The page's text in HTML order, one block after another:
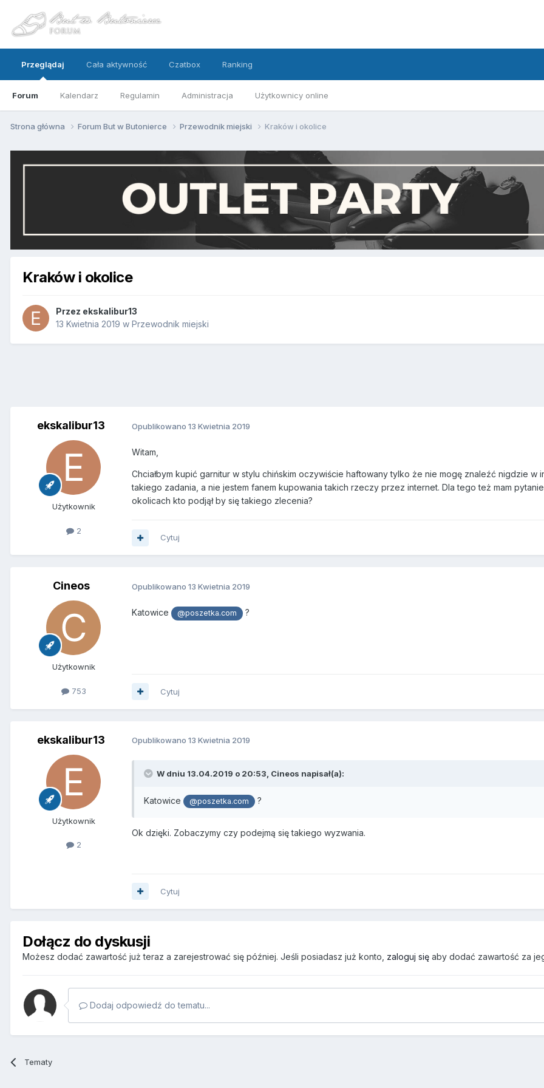
Przeglądaj
Forum Kalendarz Regulamin Administracja Użytkownicy online
Cała aktywność Czatbox Ranking
Strona główna Forum But w Butonierce Przewodnik miejski Kraków i okolice
Kraków i okolice
Przez ekskalibur13
13 Kwietnia 2019 w Przewodnik miejski
ekskalibur13
Użytkownik
2
Opublikowano 13 Kwietnia 2019
Witam,
Chciałbym kupić garnitur w stylu chińskim oczywiście haftowany tylko że nie mogę znaleźć nigdzie
takiego zadania, a nie jestem fanem kupowania takich rzeczy przez internet. Dla tego też mam
okolicach kto podjął by się takiego zlecenia?
Cytuj
Cineos
Użytkownik
753
Opublikowano 13 Kwietnia 2019
Katowice @poszetka.com ?
Cytuj
ekskalibur13
Użytkownik
2
Opublikowano 13 Kwietnia 2019
W dniu 13.04.2019 o 20:53, Cineos napisał(a):
Katowice @poszetka.com ?
Ok dzięki. Zobaczymy czy podejmą się takiego wyzwania.
Cytuj
Dołącz do dyskusji
Możesz dodać zawartość już teraz a zarejestrować się później. Jeśli posiadasz już konto, zaloguj się aby dodać zawartość za
Dodaj odpowiedź do tematu...
Tematy